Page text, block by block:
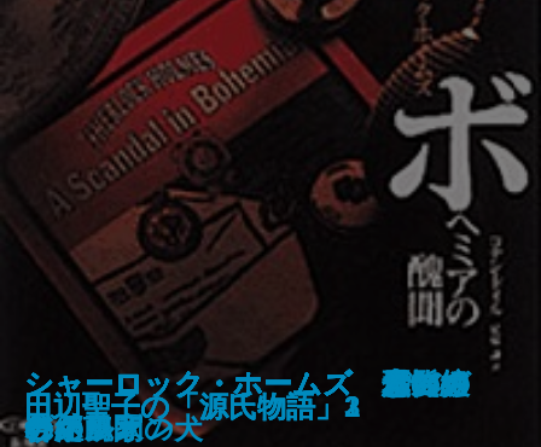
田辺聖子の「源氏物語」6
源氏物語の魅力
田辺聖子の「源氏物語」5
田辺聖子の「源氏物語」4
歌舞伎名セリフ集 上巻
歌舞伎名セリフ集 中巻
歌舞伎名セリフ集 下巻
シャーロック・ホームズ 緋色の
研究
シャーロック・ホームズ 四つの
署名
シャーロック・ホームズ ボヘミ
アの醜聞
シャーロック・ホームズ 赤髪組
合
シャーロック・ホームズ 唇の捩
れた男
シャーロック・ホームズ 青いガ
ーネット
シャーロック・ホームズ まだら
の紐
シャーロック・ホームズ バスカ
ヴィル家の犬
シャーロック・ホームズ 六つの
ナポレオン
シャーロック・ホームズ 恐怖の
谷
田辺聖子の「源氏物語」3
田辺聖子の「源氏物語」2
田辺聖子の「源氏物語」1